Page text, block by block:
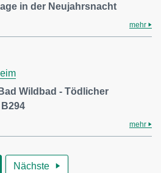
in der Neujahrsnacht
mehr
Wildbad - Tödlicher
mehr
Nächste 